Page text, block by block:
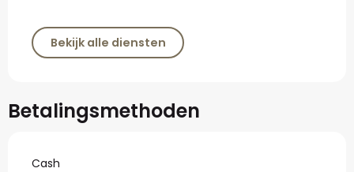
Bekijk alle diensten
Betalingsmethoden
Cash